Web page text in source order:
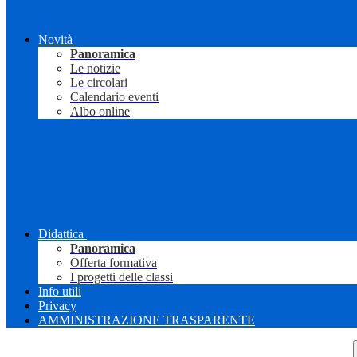
Novità
Panoramica
Le notizie
Le circolari
Calendario eventi
Albo online
Didattica
Panoramica
Offerta formativa
I progetti delle classi
Info utili
Privacy
AMMINISTRAZIONE TRASPARENTE